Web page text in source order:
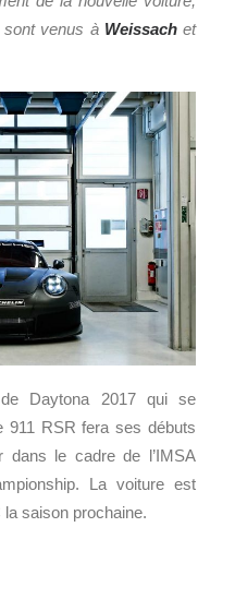
sont venus à Weissachet
Daytona 2017 qui se
911 RSR fera ses débuts
dans le cadre de l’IMSA
La voiture est
saison prochaine.